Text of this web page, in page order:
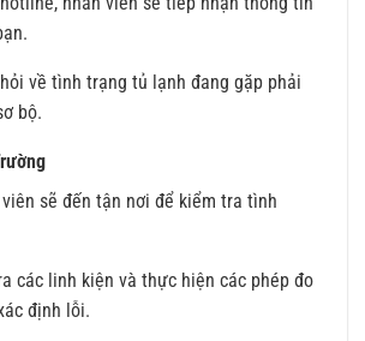
về tình trạng tủ lạnh đang gặp phải
bộ.
sẽ đến tận nơi để kiểm tra tình
các linh kiện và thực hiện các phép đo
định lỗi.